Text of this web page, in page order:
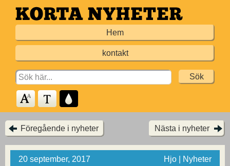
Hoppa
till
Hem
kontakt
Search
for:
Föregående i nyheter Nästa i nyheter
20 september, 2017 Hjo | Nyheter